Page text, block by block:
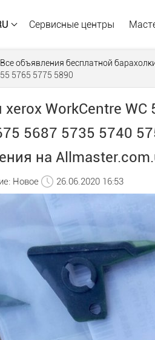
Сервисные центры
Все объявления бесплатной
5765 5775 5890
WorkCentre
5687 5735 5740
на
Новое 26.06.2020 16:53